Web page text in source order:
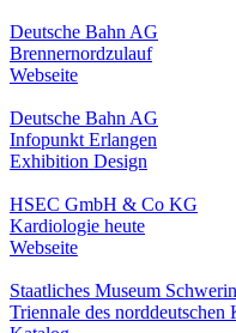
Deutsche Bahn AG
Brennernordzulauf
Webseite
Deutsche Bahn AG
Infopunkt Erlangen
Exhibition Design
HSEC GmbH & Co KG
Kardiologie heute
Webseite
Staatliches Museum Schwerin
Triennale des norddeutschen